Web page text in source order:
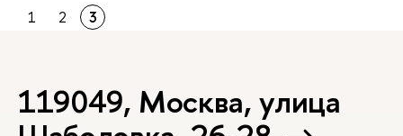
1 2 3
119049, Москва, улица